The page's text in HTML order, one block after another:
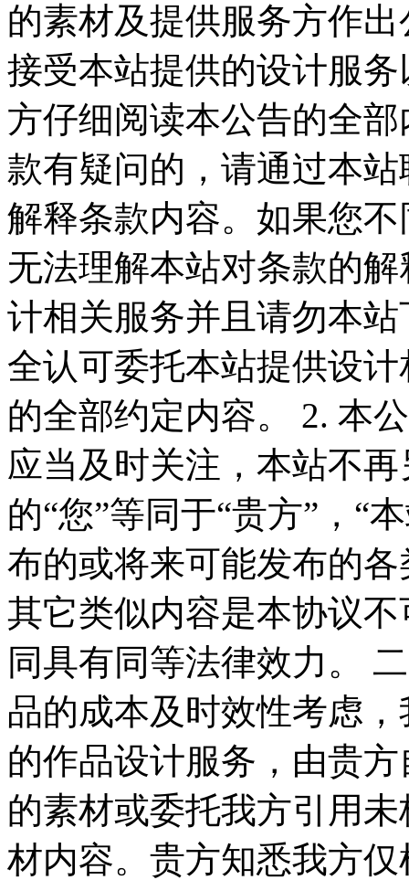
的素材及提供服务方作
接受本站提供的设计服
方仔细阅读本公告的全
款有疑问的，请通过本
解释条款内容。如果您
无法理解本站对条款的
计相关服务并且请勿本
全认可委托本站提供设
的全部约定内容。 2. 本
应当及时关注，本站不
的“您”等同于“贵方”，“
布的或将来可能发布的
其它类似内容是本协议
同具有同等法律效力。
品的成本及时效性考虑
的作品设计服务，由贵
的素材或委托我方引用
材内容。贵方知悉我方